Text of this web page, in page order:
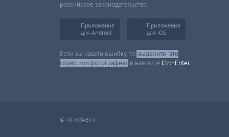
российское законодательство.
Приложение
для Android
Приложение
для iOS
Если вы нашли ошибку, то выделите это
слово или фотографию и нажмите Ctrl+Enter
© ГК «МАВТ»